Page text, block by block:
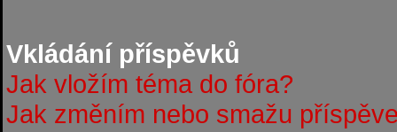
Vkládání příspěvků
Jak vložím téma do fóra?
Jak změním nebo smažu